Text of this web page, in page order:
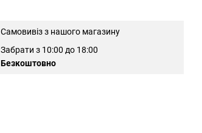
Самовивіз з нашого магазину
Забрати з 10:00 до 18:00
Безкоштовно